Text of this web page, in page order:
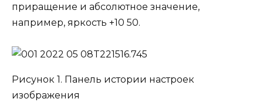
приращение и абсолютное значение,
например, яркость +10 50.
Рисунок 1. Панель истории настроек
изображения